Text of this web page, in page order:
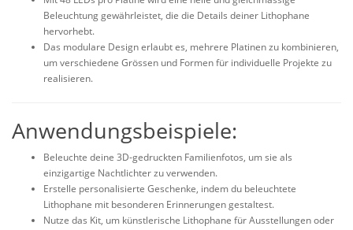
Beleuchtung gewährleistet, die die Details deiner Lithophane
hervorhebt.
Das modulare Design erlaubt es, mehrere Platinen zu kombinieren,
um verschiedene Grössen und Formen für individuelle Projekte zu
realisieren.
Anwendungsbeispiele:
Beleuchte deine 3D-gedruckten Familienfotos, um sie als
einzigartige Nachtlichter zu verwenden.
Erstelle personalisierte Geschenke, indem du beleuchtete
Lithophane mit besonderen Erinnerungen gestaltest.
Nutze das Kit, um künstlerische Lithophane für Ausstellungen oder